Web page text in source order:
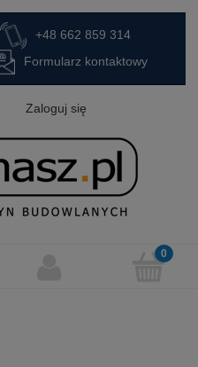
+48 662 859 314
Formularz kontaktowy
Zaloguj się